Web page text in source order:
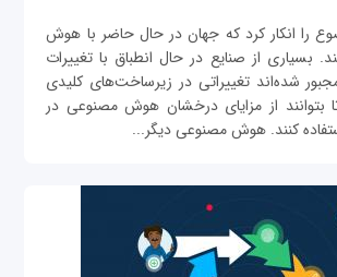
را انکار کرد که جهان در حال حاضر با هوش
بسیاری از صنایع در حال انطباق با تغییرات
شده‌اند تغییراتی در زیرساخت‌های کلیدی
بتوانند از مزایای درخشان هوش مصنوعی در
کنند. هوش مصنوعی دیگر...